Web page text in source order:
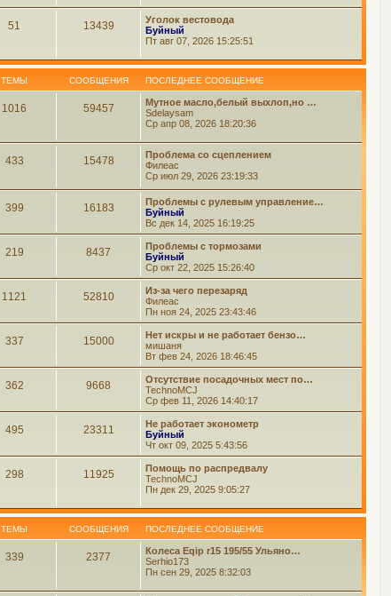
51 13439
Уголок вестовода
Буйный
Пт авг 07, 2026 15:25:51
ТЕМЫ СООБЩЕНИЯ ПОСЛЕДНЕЕ СООБЩЕНИЕ
1016 59457
Мутное масло,белый выхлоп,но …
Sdelaysam
Ср апр 08, 2026 18:20:36
433 15478
Проблема со сцеплением
Филеас
Ср июл 29, 2026 23:19:33
399 16183
Проблемы с рулевым управление…
Буйный
Вс дек 14, 2025 16:19:25
219 8437
Проблемы с тормозами
Буйный
Ср окт 22, 2025 15:26:40
1121 52810
Из-за чего перезаряд
Филеас
Пн ноя 24, 2025 23:43:46
337 15000
Нет искры и не работает бензо…
мишаня
Вт фев 24, 2026 18:46:45
362 9668
Отсутствие посадочных мест по…
TechnoMCJ
Ср фев 11, 2026 14:40:17
495 23311
Не работает эконометр
Буйный
Чт окт 09, 2025 5:43:56
298 11925
Помощь по распредвалу
TechnoMCJ
Пн дек 29, 2025 9:05:27
ТЕМЫ СООБЩЕНИЯ ПОСЛЕДНЕЕ СООБЩЕНИЕ
339 2377
Колеса Eqip r15 195/55 Ульяно…
Serhio173
Пн сен 29, 2025 8:32:03